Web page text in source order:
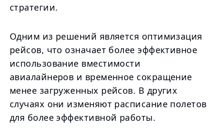
стратегии.
Одним из решений является оптимизация
рейсов, что означает более эффективное
использование вместимости
авиалайнеров и временное сокращение
менее загруженных рейсов. В других
случаях они изменяют расписание полетов
для более эффективной работы.